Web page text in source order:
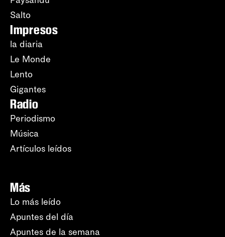
Salto
Impresos
la diaria
Le Monde
Lento
Gigantes
Radio
Periodismo
Música
Artículos leídos
Más
Lo más leído
Apuntes del día
Apuntes de la semana